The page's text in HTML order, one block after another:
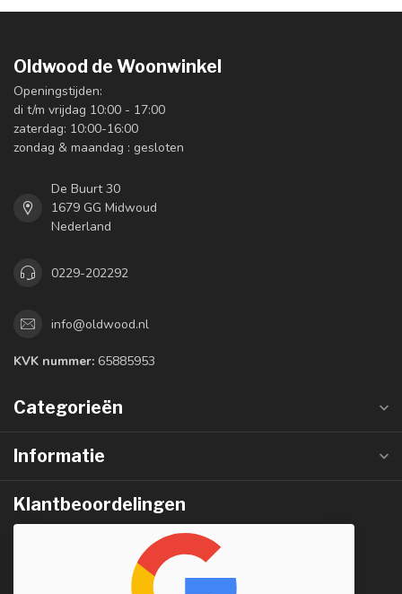
Oldwood de Woonwinkel
Openingstijden:
di t/m vrijdag 10:00 - 17:00
zaterdag: 10:00-16:00
zondag & maandag : gesloten
De Buurt 30
1679 GG Midwoud
Nederland
0229-202292
info@oldwood.nl
KVK nummer: 65885953
Categorieën
Informatie
Klantbeoordelingen